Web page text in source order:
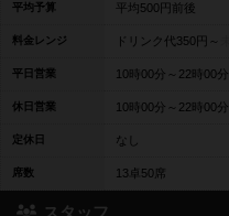
平均予算 平均500円前後
料金レンジ ドリンク代350円～
平日営業 10時00分～22時00分
休日営業 10時00分～22時00分
定休日 なし
席数 13卓50席